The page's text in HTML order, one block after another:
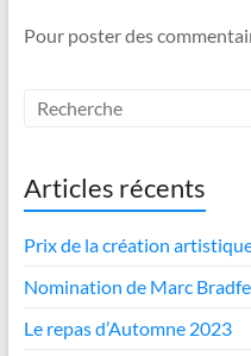
Pour poster des
Articles récents
Prix de la création
Nomination de Marc
Le repas d’Automne 2023